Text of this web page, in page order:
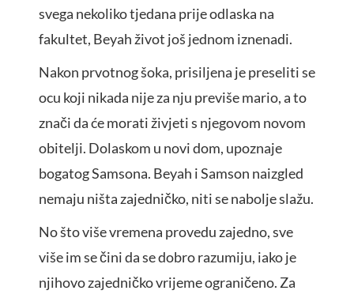
svega nekoliko tjedana prije odlaska na
fakultet, Beyah život još jednom iznenadi.
Nakon prvotnog šoka, prisiljena je preseliti se
ocu koji nikada nije za nju previše mario, a to
znači da će morati živjeti s njegovom novom
obitelji. Dolaskom u novi dom, upoznaje
bogatog Samsona. Beyah i Samson naizgled
nemaju ništa zajedničko, niti se nabolje slažu.
No što više vremena provedu zajedno, sve
više im se čini da se dobro razumiju, iako je
njihovo zajedničko vrijeme ograničeno. Za